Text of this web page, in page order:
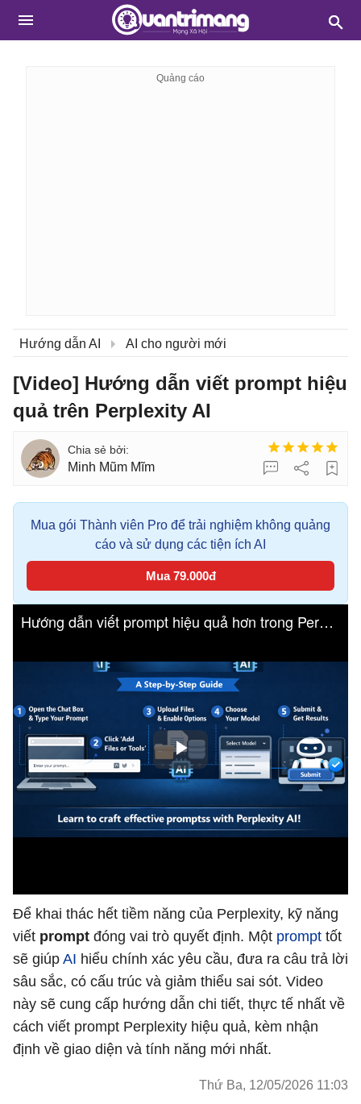
Hướng dẫn AI AI cho người mới
[Video] Hướng dẫn viết prompt hiệu
quả trên Perplexity AI
Minh Mũm Mĩm
Mua gói Thành viên Pro để trải nghiệm không quảng
cáo và sử dụng các tiện ích AI
Mua 79.000đ
Để khai thác hết tiềm năng của Perplexity, kỹ năng
viết prompt đóng vai trò quyết định. Một prompt tốt
sẽ giúp AI hiểu chính xác yêu cầu, đưa ra câu trả lời
sâu sắc, có cấu trúc và giảm thiểu sai sót. Video
này sẽ cung cấp hướng dẫn chi tiết, thực tế nhất về
cách viết prompt Perplexity hiệu quả, kèm nhận
định về giao diện và tính năng mới nhất.
Thứ Ba, 12/05/2026 11:03